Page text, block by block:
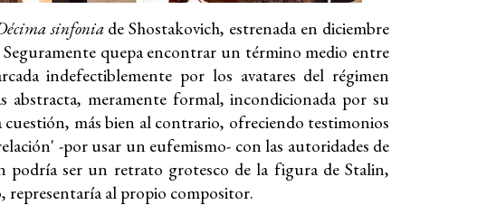
sinfoniade Shostakovich, estrenada en diciembre
quepa encontrar un término medio entre
indefectiblemente por los avatares del régimen
abstracta, meramente formal, incondicionada por su
más bien al contrario, ofreciendo testimonios
-por usar un eufemismo- con las autoridades de
podría ser un retrato grotesco de la figura de Stalin,
representaría al propio compositor.